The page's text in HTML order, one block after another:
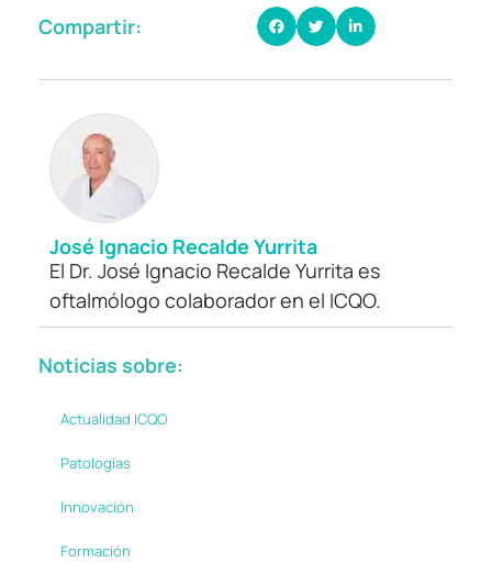
Compartir:
José Ignacio Recalde Yurrita
El Dr. José Ignacio Recalde Yurrita es
oftalmólogo colaborador en el ICQO.
Noticias sobre:
Actualidad ICQO
Patologías
Innovación
Formación